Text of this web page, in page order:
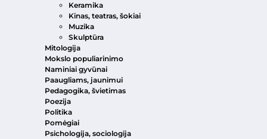
Keramika
Kinas, teatras, šokiai
Muzika
Skulptūra
Mitologija
Mokslo populiarinimo
Naminiai gyvūnai
Paaugliams, jaunimui
Pedagogika, švietimas
Poezija
Politika
Pomėgiai
Psichologija, sociologija